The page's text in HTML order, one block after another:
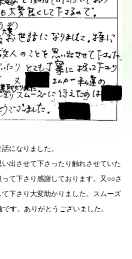
になりました。
出させて下さったり触れさせていた
て下さり感謝しております。又○○さ
下さり大変助かりました。スムーズ
す。ありがとうございました。